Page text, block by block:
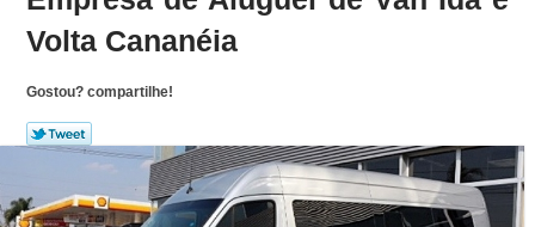
Volta Cananéia
Gostou? compartilhe!